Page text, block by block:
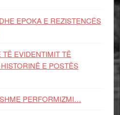
EPOKA E REZISTENCЁS
TË EVIDENTIMIT TË
E POSTËS
PERFORMIZMI…